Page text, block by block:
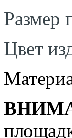
Размер
Цвет